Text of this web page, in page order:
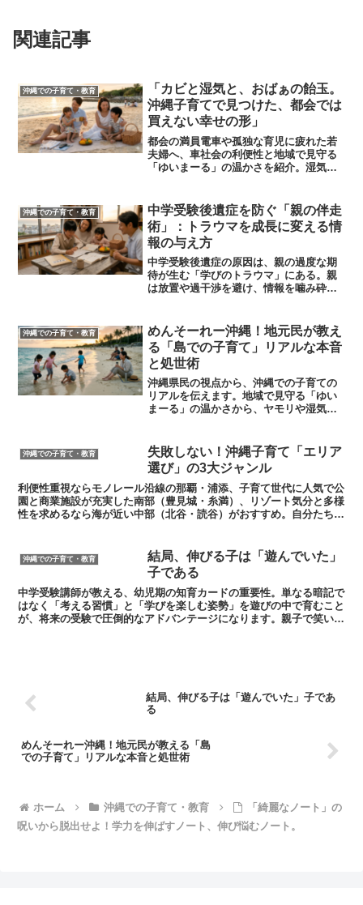
関連記事
沖縄での子育て・教育
「カビと湿気と、おばぁの飴玉。
沖縄子育てで見つけた、都会では
買えない幸せの形」
都会の満員電車や孤独な育児に疲れた若
夫婦へ、車社会の利便性と地域で見守る
「ゆいまーる」の温かさを紹介。湿気や
ばし、心のゆとりを取り戻す「南国子育
て」の魅力を綴ります。
沖縄での子育て・教育
中学受験後遺症を防ぐ「親の伴走
術」：トラウマを成長に変える情
報の与え方
中学受験後遺症の原因は、親の過度な期
待が生む「学びのトラウマ」にある。親
は放置や過干渉を避け、情報を噛み砕い
む姿勢を育むことで、受験を一生の宝物
に変える関わり方を提唱する。
沖縄での子育て・教育
​めんそーれー沖縄！地元民が教え
る「島での子育て」リアルな本音
と処世術
沖縄県民の視点から、沖縄での子育ての
リアルを伝えます。地域で見守る「ゆい
まーる」の温かさから、ヤモリや湿気と
注意点を、地元民ならではの愛ある本音
で綴ります。
沖縄での子育て・教育
​失敗しない！沖縄子育て「エリア
選び」の3大ジャンル
利便性重視ならモノレール沿線の那覇・浦添、子育て世代に人気で公
園と商業施設が充実した南部（豊見城・糸満）、リゾート気分と多様
性を求めるなら海が近い中部（北谷・読谷）がおすすめ。自分たちの
沖縄での子育て・教育
​結局、伸びる子は「遊んでいた」
子である
中学受験講師が教える、幼児期の知育カードの重要性。単なる暗記で
はなく「考える習慣」と「学びを楽しむ姿勢」を遊びの中で育むこと
が、将来の受験で圧倒的なアドバンテージになります。親子で笑いな
​結局、伸びる子は「遊んでいた」子であ
る
​めんそーれー沖縄！地元民が教える「島
での子育て」リアルな本音と処世術
ホーム 沖縄での子育て・教育
​「綺麗なノート」の
呪いから脱出せよ！学力を伸ばすノート、伸び悩むノート。